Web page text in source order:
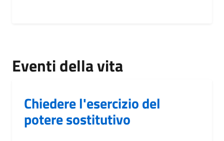
Eventi della vita
Chiedere l'esercizio del
potere sostitutivo